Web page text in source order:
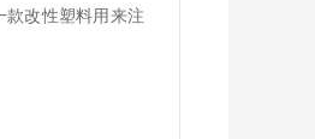
改性塑料用来注